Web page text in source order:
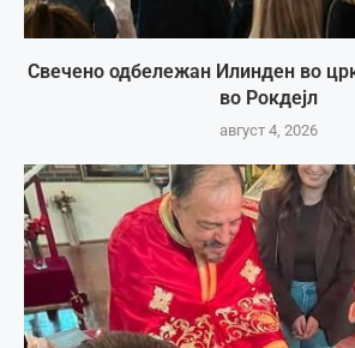
Свечено одбележан Илинден во
во Рокдејл
август 4, 2026